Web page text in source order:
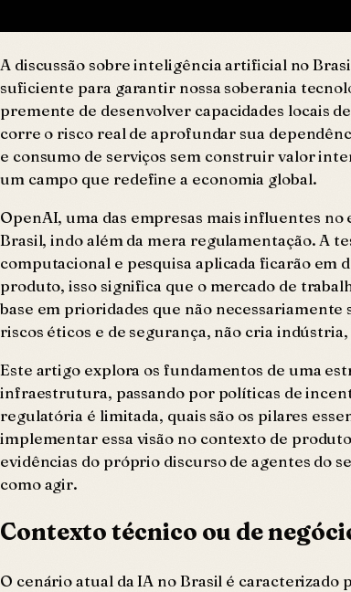
A discussão sobre inteligência artificial no
suficiente para garantir nossa soberania
premente de desenvolver capacidades locais
corre o risco real de aprofundar sua
e consumo de serviços sem construir valor
um campo que redefine a economia global.
OpenAI, uma das empresas mais influentes
Brasil, indo além da mera regulamentação. A
computacional e pesquisa aplicada ficarão
produto, isso significa que o mercado de
base em prioridades que não
riscos éticos e de segurança, não cria
Este artigo explora os fundamentos de uma
infraestrutura, passando por políticas de
regulatória é limitada, quais são os pilares
implementar essa visão no contexto de
evidências do próprio discurso de agentes do
como agir.
Contexto técnico ou de
O cenário atual da IA no Brasil é